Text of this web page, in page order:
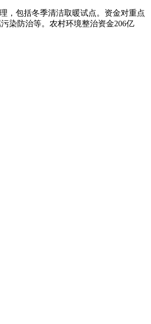
，包括冬季清洁取暖试点。资金对重点
染防治等。农村环境整治资金206亿